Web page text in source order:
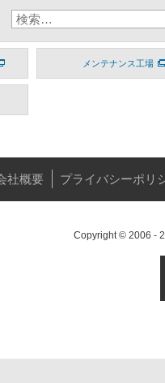
メンテナンス工場
社概要 プライバシーポリ
Copyright © 2006 -